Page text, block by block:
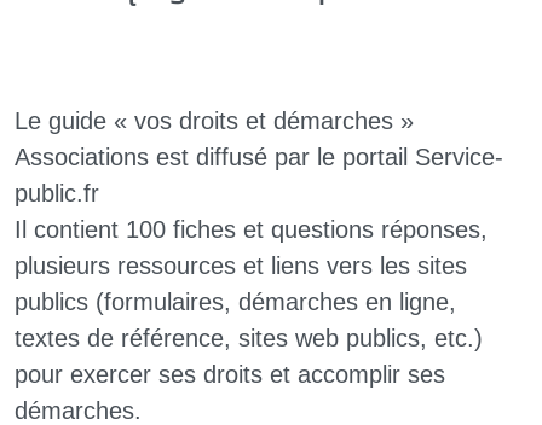
Le guide « vos droits et démarches »
Associations est diffusé par le portail Service-
public.fr
Il contient 100 fiches et questions réponses,
plusieurs ressources et liens vers les sites
publics (formulaires, démarches en ligne,
textes de référence, sites web publics, etc.)
pour exercer ses droits et accomplir ses
démarches.